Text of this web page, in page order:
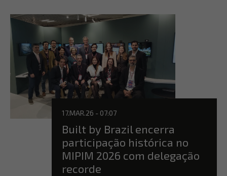
17.MAR.26 - 07:07
Built by Brazil encerra
participação histórica no
MIPIM 2026 com delegação
recorde